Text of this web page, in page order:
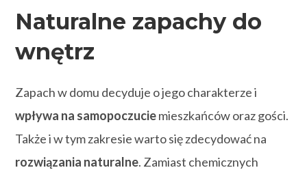
Naturalne zapachy do
wnętrz
Zapach w domu decyduje o jego charakterze i
wpływa na samopoczuciemieszkańców oraz gości.
Także i w tym zakresie warto się zdecydować na
rozwiązania naturalne. Zamiast chemicznych